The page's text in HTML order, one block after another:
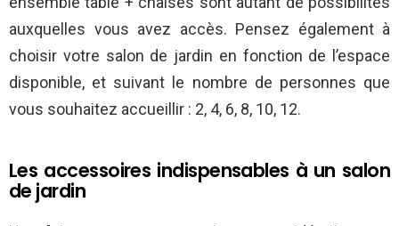
auxquelles vous avez accès. Pensez également à
choisir votre salon de jardin en fonction de l’espace
disponible, et suivant le nombre de personnes que
vous souhaitez accueillir : 2, 4, 6, 8, 10, 12.
Les accessoires indispensables à un salon
de jardin